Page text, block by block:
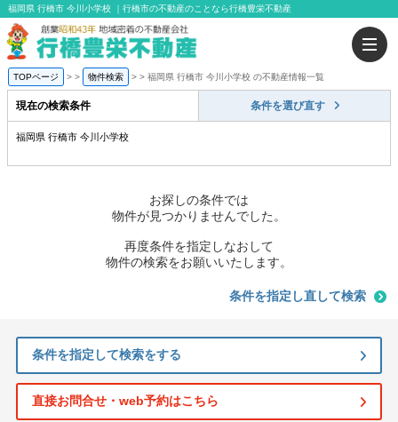
福岡県 行橋市 今川小学校 ｜行橋市の不動産のことなら行橋豊栄不動産
TOPページ > 物件検索 > 福岡県 行橋市 今川小学校 の不動産情報一覧
現在の検索条件 条件を選び直す
福岡県 行橋市 今川小学校
お探しの条件では
物件が見つかりませんでした。
再度条件を指定しなおして
物件の検索をお願いいたします。
条件を指定し直して検索
条件を指定して検索をする
直接お問合せ・web予約はこちら